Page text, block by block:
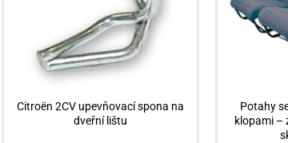
Citroën 2CV upevňovací spona na
dveřní lištu
Potahy
klopami –